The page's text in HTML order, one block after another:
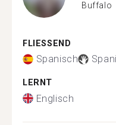
Buffalo
FLIESSEND
Spanisch
LERNT
Englisch